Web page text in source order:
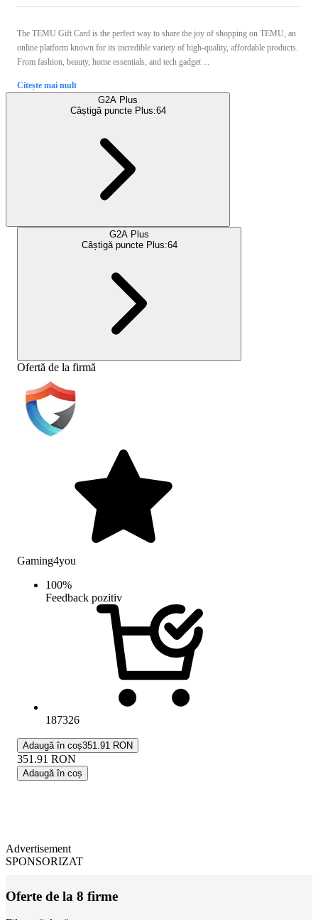
The TEMU Gift Card is the perfect way to share the joy of shopping on TEMU, an
online platform known for its incredible variety of high-quality, affordable products.
From fashion, beauty, home essentials, and tech gadget ...
Citește mai mult
G2A Plus
Câștigă puncte Plus:64
G2A Plus
Câștigă puncte Plus:64
Ofertă de la firmă
Gaming4you
100%
Feedback pozitiv
187326
Adaugă în coș351.91 RON
351.91 RON
Adaugă în coș
Advertisement
SPONSORIZAT
Oferte de la 8 firme